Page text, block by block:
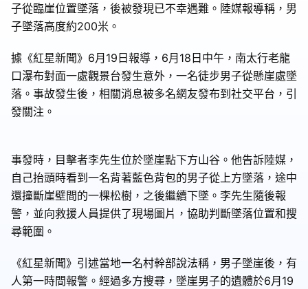
子從臨崖位置墜落，後被發現已不幸遇難。陸媒報導稱，男
子墜落高度約200米。
據《紅星新聞》6月19日報導，6月18日中午，南太行老龍
口瀑布對面一處觀景台發生意外，一名徒步男子從懸崖處墜
落。事故發生後，相關消息被多名網友發布到社交平台，引
發關注。
事發時，目擊者李先生位於墜崖點下方山谷。他告訴陸媒，
自己抬頭時看到一名背著藍色背包的男子從上方墜落，途中
還撞斷崖壁間的一棵松樹，之後繼續下墜。李先生隨後報
警，並向救援人員提供了現場圖片，協助判斷墜落位置和搜
尋範圍。
《紅星新聞》引述當地一名村幹部說法稱，男子墜崖後，有
人第一時間報警。經過多方搜尋，墜崖男子的遺體於6月19